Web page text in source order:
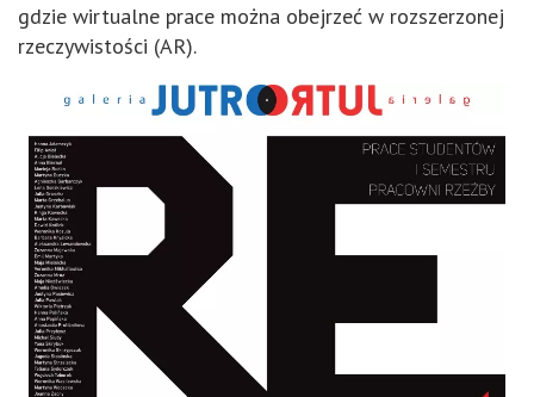
gdzie wirtualne prace można obejrzeć w rozszerzonej
rzeczywistości (AR).